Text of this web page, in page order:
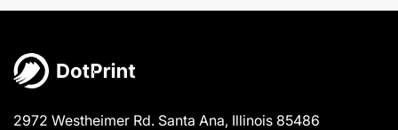
2972 Westheimer Rd. Santa Ana, Illinois 85486